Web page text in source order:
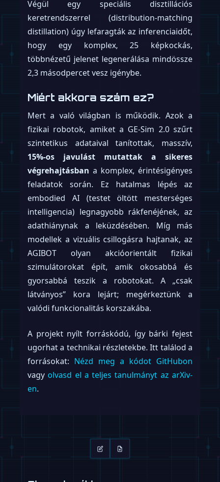
szerepel egy kritikus részlet, amely az
adatvédelmi nyilatkozatukból valahogy
kimaradt: „a nehezebb részeket hús-vér
emberek távvezérlik (teleoperation), hogy
minden tökéletes legyen”. Amikor egy cég
teljes ígérete az, hogy „nincs idegen a
lakásodban”, egy távoli szempár jelenléte
azért elég súlyos apróbetűs rész. A
RoboHorizonmegkereste a Gatsby-t, hogy
tisztázzák a távvezérlésre és az
adatkezelésre vonatkozó irányelveiket.
Miért fontos ez?
A Gatsby színre lépése törésvonalat jelez a
feltörekvő háztartási robotikai piacon. Az
egyik oldalon ott az „adatot a
szolgáltatásért” modell, ahol a felhasználó a
magánéletével fizet a kényelemért. A másik
oldalon a Gatsby egy prémium szintet hoz
létre, ahol maga a privátszféra a termék. A
150 dolláros árral nem az emberi munkaerő
alá akarnak licitálni, hanem egy másfajta
értéket kínálnak: nincs időpont-egyeztetési
kínos csevegés.
Ennek a „humanoid-Uber” modellnek a
sikere a kivitelezésen és az átláthatóságon
múlik. Bár a teljesen autonóm takarítás
hogyan kezeli a magánélet körüli
aggályokat és a távvezérlésből fakadó